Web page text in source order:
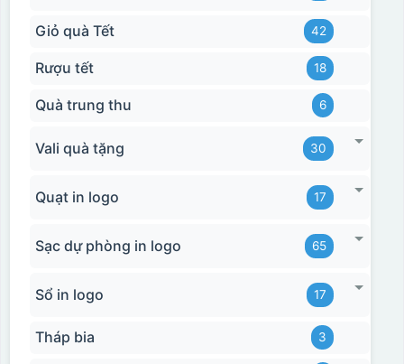
Hộp xi bình hoa
Giỏ quà Tết 42
Rượu tết 18
Quà trung thu 6
Vali quà tặng 30
Quạt in logo 17
Sạc dự phòng in logo 65
Sổ in logo 17
Tháp bia 3